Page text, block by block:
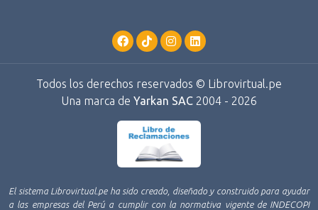
Todos los derechos reservados © Librovirtual.pe
Una marca de Yarkan SAC 2004 - 2026
El sistema Librovirtual.pe ha sido creado, diseñado y construido para ayudar
a las empresas del Perú a cumplir con la normativa vigente de INDECOPI